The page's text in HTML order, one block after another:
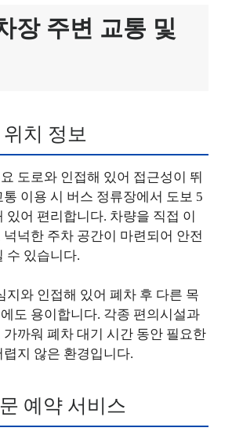
장 주변 교통 및
치 정보
도로와 인접해 있어 접근성이 뛰
이용 시 버스 정류장에서 도보 5
있어 편리합니다. 차량을 직접 이
넉한 주차 공간이 마련되어 안전
수 있습니다.
지와 인접해 있어 폐차 후 다른 목
도 용이합니다. 각종 편의시설과
가까워 폐차 대기 시간 동안 필요한
지 않은 환경입니다.
예약 서비스